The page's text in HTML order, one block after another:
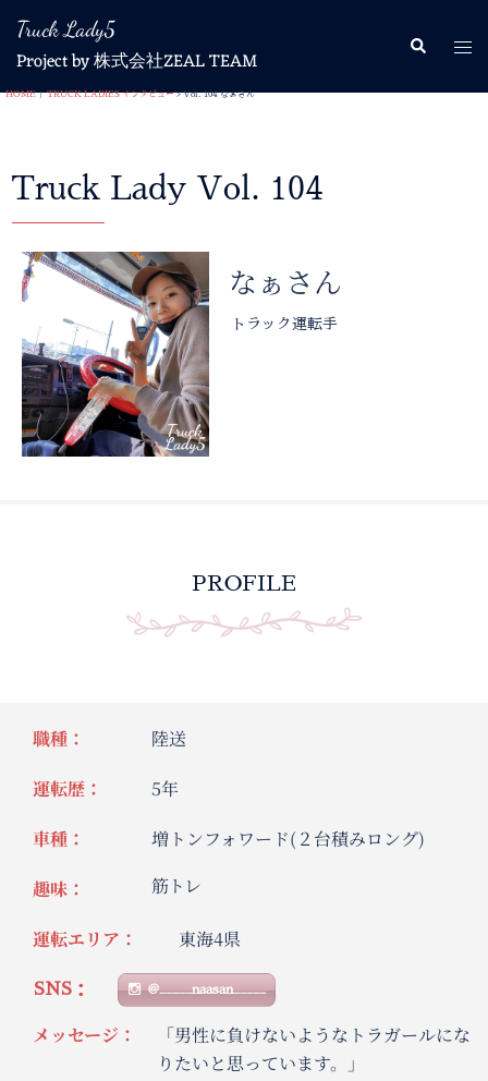
Truck Lady5
Project by 株式会社ZEAL TEAM
HOME|TRUCK LADIES インタビュー> Vol. 104 なぁさん
Truck Lady Vol. 104
なぁさん
トラック運転手
PROFILE
職種：
陸送
運転歴：
5年
車種：
増トンフォワード(２台積みロング)
趣味：
筋トレ
運転エリア： 東海4県
SNS： @_____naasan_____
メッセージ：
「男性に負けないようなトラガールにな
りたいと思っています。」